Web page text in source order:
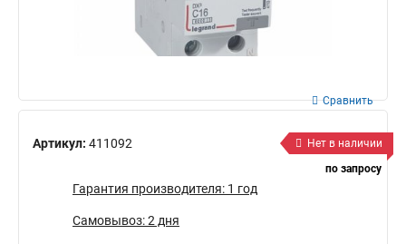
Артикул: 411092
Сравнить
Нет в наличии
по запросу
Гарантия производителя: 1 год
Самовывоз: 2 дня